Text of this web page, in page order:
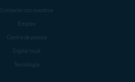
Contacte con nosotros
Empleo
Centro de prensa
Digital trust
Tecnología